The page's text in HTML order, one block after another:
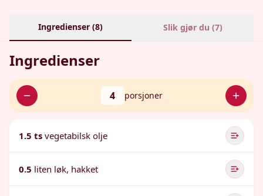
Ingredienser (8) Slik gjør du (7)
Ingredienser
4 porsjoner
1.5 ts vegetabilsk olje
0.5 liten løk, hakket